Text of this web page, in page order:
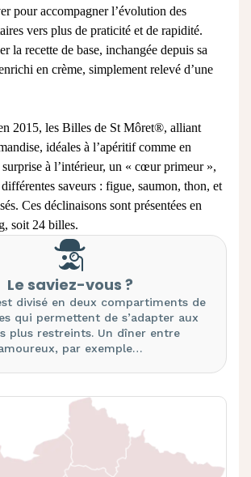
pour accompagner l’évolution des
vers plus de praticité et de rapidité.
la recette de base, inchangée depuis sa
en crème, simplement relevé d’une
2015, les Billes de St Môret®, alliant
idéales à l’apéritif comme en
à l’intérieur, un « cœur primeur »,
saveurs : figue, saumon, thon, et
Ces déclinaisons sont présentées en
soit 24 billes.
Le saviez-vous ?
divisé en deux compartiments de
qui permettent de s’adapter aux
plus restreints. Un dîner entre
par exemple…